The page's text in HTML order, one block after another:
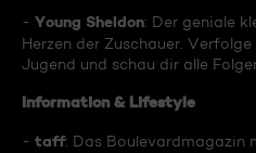
- Young Sheldon: Der geniale
Herzen der Zuschauer.
Jugend und schau dir alle
Information & Lifestyle
- taff: Das Boulevardmagazin